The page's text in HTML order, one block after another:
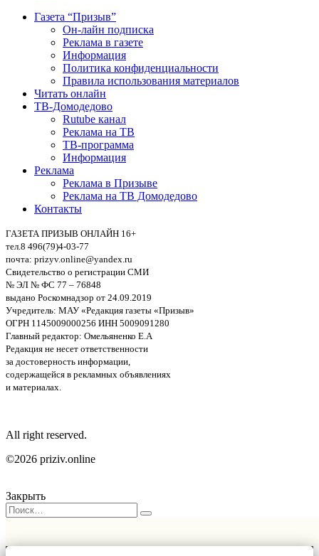
Газета “Призыв”
Он-лайн подписка
Реклама в газете
Информация
Политика конфиденциальности
Правила использования материалов
Читать онлайн
ТВ-Домодедово
Rutube канал
Реклама на ТВ
ТВ-программа
Информация
Реклама
Реклама в Призыве
Реклама на ТВ Домодедово
Контакты
ГАЗЕТА ПРИЗЫВ ОНЛАЙН 16+
тел.8 496(79)4-03-77
почта: prizyv.online@yandex.ru
Свидетельство о регистрации СМИ
№ ЭЛ № ФС 77 – 76848
выдано Роскомнадзор от 24.09.2019
Учредитель: МАУ «Редакция газеты «Призыв»
ОГРН 1145009000256 ИНН 5009091280
Главный редактор: Омельяненко Е.А
Редакция не несет ответственности
за достоверность информации,
содержащейся в рекламных объявлениях
и материалах.
All right reserved.
©2026 priziv.online
Закрыть